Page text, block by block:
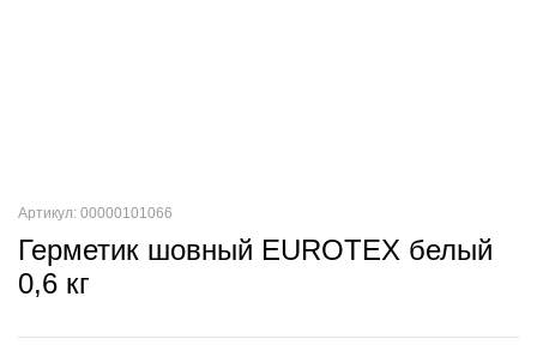
Артикул: 00000101066
Герметик шовный EUROTEX белый
0,6 кг